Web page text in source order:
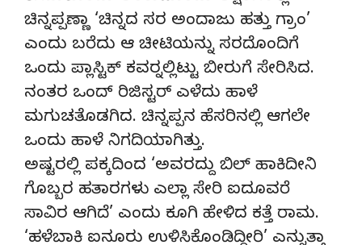
ಚಿನ್ನಪ್ಪಣ್ಣಾ ‘ಚಿನ್ನದ ಸರ ಅಂದಾಜು ಹತ್ತು ಗ್ರಾಂ’
ಎಂದು ಬರೆದು ಆ ಚೀಟಿಯನ್ನು ಸರದೊಂದಿಗೆ
ಒಂದು ಪ್ಲಾಸ್ಟಿಕ್ ಕವರ್‍ನಲ್ಲಿಟ್ಟು ಬೀರುಗೆ ಸೇರಿಸಿದ.
ನಂತರ ಒಂದ್ ರಿಜಿಸ್ಟರ್ ಎಳೆದು ಹಾಳೆ
ಮಗುಚತೊಡಗಿದ. ಚಿನ್ನಪ್ಪನ ಹೆಸರಿನಲ್ಲಿ ಆಗಲೇ
ಒಂದು ಹಾಳೆ ನಿಗದಿಯಾಗಿತ್ತು.
ಅಷ್ಟರಲ್ಲಿ ಪಕ್ಕದಿಂದ ‘ಅವರದ್ದು ಬಿಲ್ ಹಾಕಿದೀನಿ
ಗೊಬ್ಬರ ಹತಾರಗಳು ಎಲ್ಲಾ ಸೇರಿ ಐದೂವರೆ
ಸಾವಿರ ಆಗಿದೆ’ ಎಂದು ಕೂಗಿ ಹೇಳಿದ ಕತ್ತೆ ರಾಮ.
‘ಹಳೆಬಾಕಿ ಐನೂರು ಉಳಿಸಿಕೊಂಡಿದ್ದೀರಿ’ ಎನ್ನುತ್ತಾ